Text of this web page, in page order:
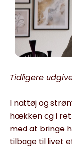
Tidligere
I nattøj og
hækken og i
med at bringe
tilbage til livet